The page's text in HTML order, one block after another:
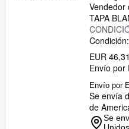
Vendedor
TAPA
EUR 46,31
Envío por
Envío por
Se envía
de
Se